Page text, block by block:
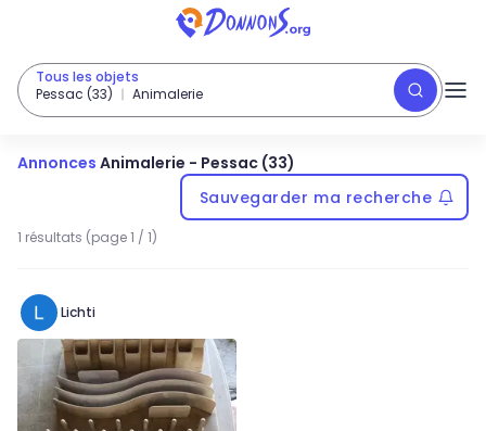
Tous les objets
Pessac (33)
Animalerie
Annonces Animalerie - Pessac (33)
Sauvegarder ma recherche
1 résultats (page 1 / 1)
Lichti